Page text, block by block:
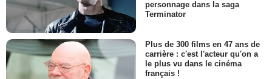
personnage dans la saga
Terminator
Plus de 300 films en 47 ans de
carrière : c'est l'acteur qu'on a
le plus vu dans le cinéma
français !